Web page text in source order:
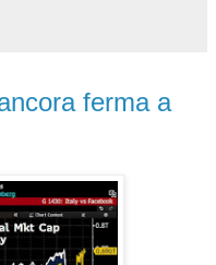
ferma a